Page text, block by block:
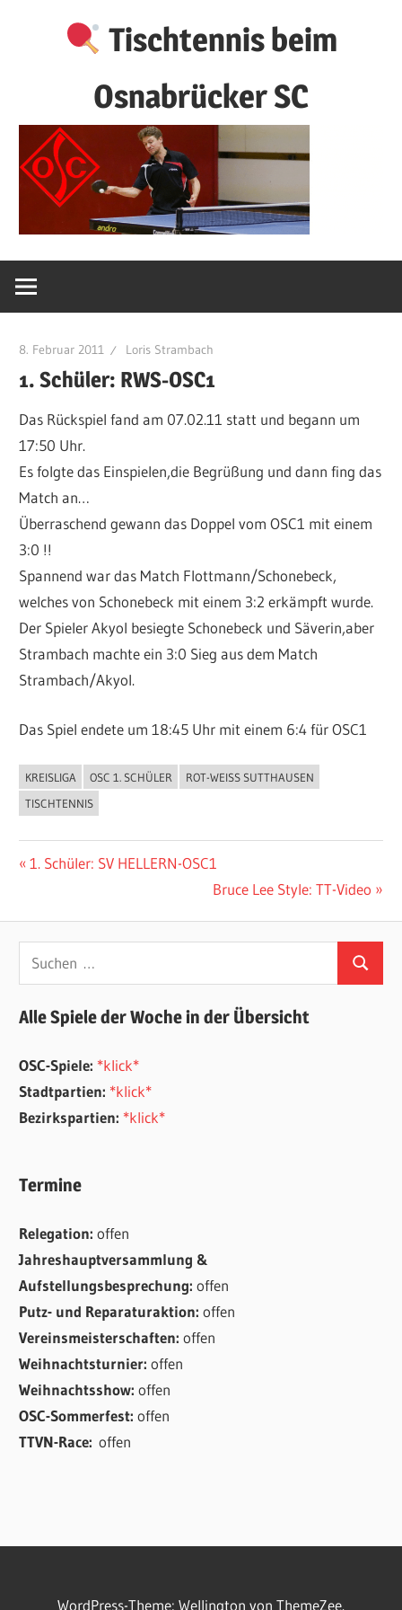
Tischtennis beim
Osnabrücker SC
8. Februar 2011 Loris Strambach
1. Schüler: RWS-OSC1
Das Rückspiel fand am 07.02.11 statt und begann um
17:50 Uhr.
Es folgte das Einspielen,die Begrüßung und dann fing das
Match an…
Überraschend gewann das Doppel vom OSC1 mit einem
3:0 !!
Spannend war das Match Flottmann/Schonebeck,
welches von Schonebeck mit einem 3:2 erkämpft wurde.
Der Spieler Akyol besiegte Schonebeck und Säverin,aber
Strambach machte ein 3:0 Sieg aus dem Match
Strambach/Akyol.
Das Spiel endete um 18:45 Uhr mit einem 6:4 für OSC1
ALLGEMEIN
KREISLIGA OSC 1. SCHÜLER
ROT-WEISS SUTTHAUSEN
TISCHTENNIS
Beitragsnavigation
Vorheriger
1. Schüler: SV HELLERN-OSC1
Nächster
Bruce Lee Style: TT-Video
Suchen
nach:
Suchen
Alle Spiele der Woche in der Übersicht
OSC-Spiele: *klick*
Stadtpartien: *klick*
Bezirkspartien: *klick*
Termine
Relegation:offen
Jahreshauptversammlung &
Aufstellungsbesprechung:offen
Putz- und Reparaturaktion:offen
Vereinsmeisterschaften:offen
Weihnachtsturnier:offen
Weihnachtsshow:offen
OSC-Sommerfest:offen
TTVN-Race:offen
WordPress-Theme: Wellington von ThemeZee.